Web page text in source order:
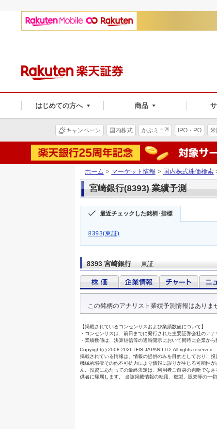
はじめての方へ 商品
キャンペーン 国内株式 かぶミニ® IPO・PO
ホーム > マーケット情報 > 国内株式株価検索
宮崎銀行(8393) 業績予測
最近チェックした銘柄･指標
8393(東証)
8393 宮崎銀行 東証